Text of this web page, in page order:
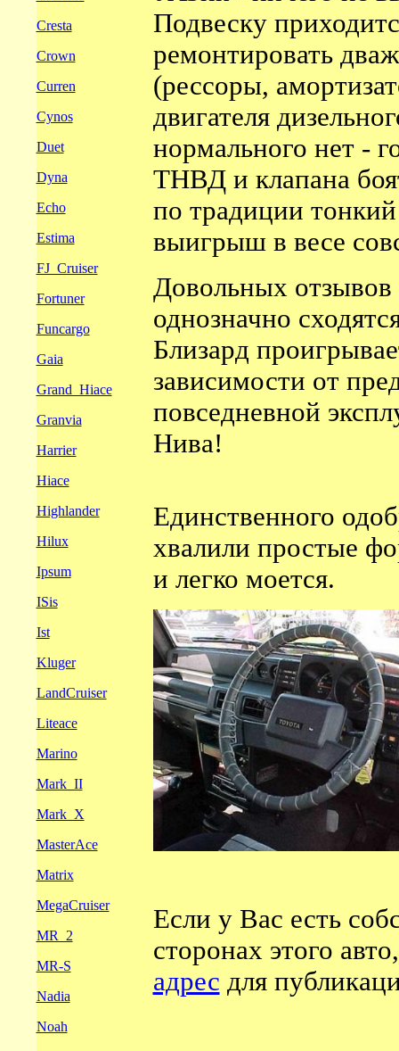
Cresta
Crown
Curren
Cynos
Duet
Dyna
Echo
Estima
FJ_Cruiser
Fortuner
Funcargo
Gaia
Grand_Hiace
Granvia
Harrier
Hiace
Highlander
Hilux
Ipsum
ISis
Ist
Kluger
LandCruiser
Liteace
Marino
Mark_II
Mark_X
MasterAce
Matrix
MegaCruiser
MR_2
MR-S
Nadia
Noah
Подвеску
ремонтировать
(рессоры,
двигателя
нормального нет -
ТНВД и клапана
по традиции
выигрыш в весе
Довольных
однозначно
Близард
зависимости от
повседневной
Нива!
Единственного
хвалили простые
и легко моется.
Если у Вас есть
сторонах этого
адрес для